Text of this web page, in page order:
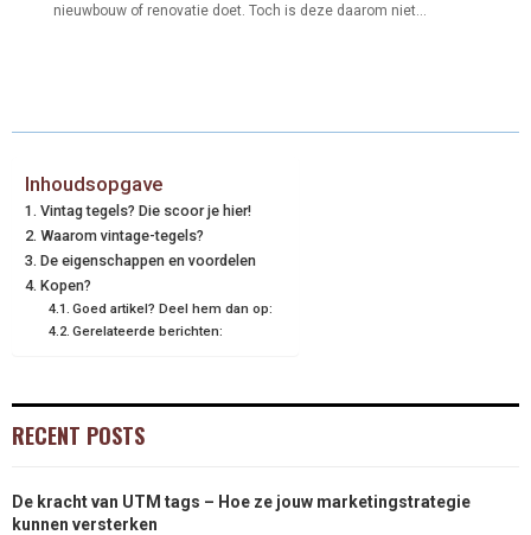
nieuwbouw of renovatie doet. Toch is deze daarom niet...
Inhoudsopgave
Vintag tegels? Die scoor je hier!
Waarom vintage-tegels?
De eigenschappen en voordelen
Kopen?
Goed artikel? Deel hem dan op:
Gerelateerde berichten:
RECENT POSTS
De kracht van UTM tags – Hoe ze jouw marketingstrategie
kunnen versterken